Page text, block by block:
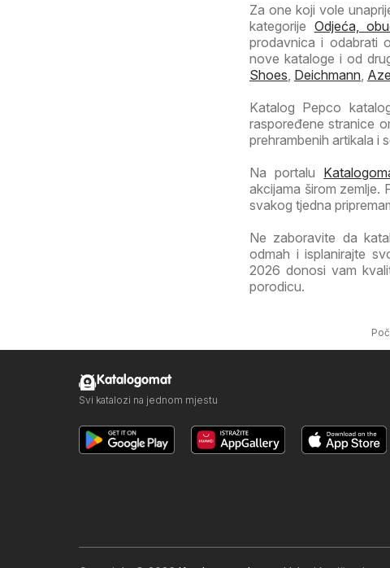
Za one koji vole
kategorije Odjeća,
prodavnica i odabrati
nove kataloge i od
Shoes Deichmann
Katalog Pepco
raspoređene stranice
prehrambenih artikala i
Na portalu
akcijama širom zemlje.
svakog tjedna
Ne zaboravite da
odmah i isplanirajte
2026 donosi vam
porodicu.
Katalogomat
Svi katalozi na jednom mjestu